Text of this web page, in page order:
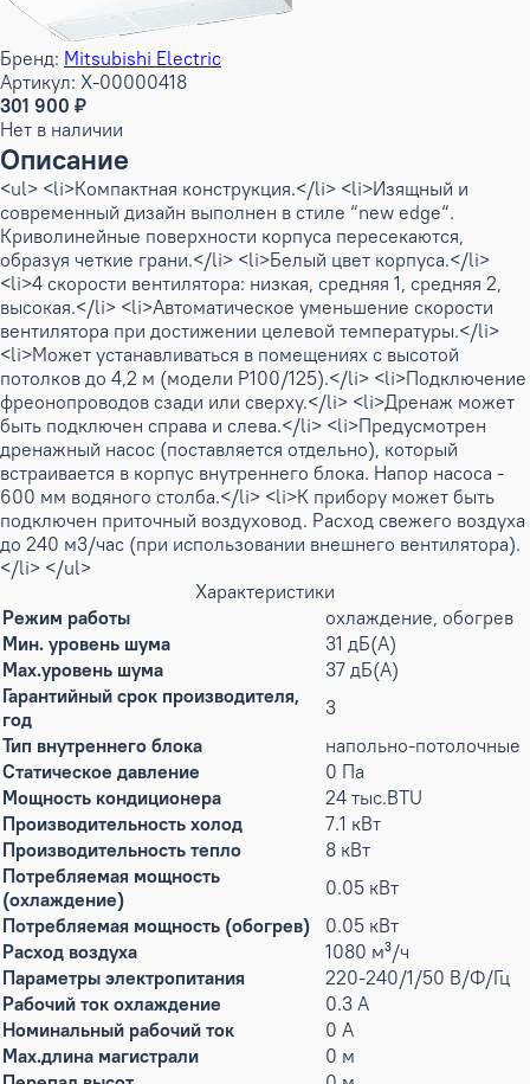
Бренд: Mitsubishi Electric
Артикул: X-00000418
301 900 ₽
Нет в наличии
Описание
<ul> <li>Компактная конструкция.</li> <li>Изящный и
современный дизайн выполнен в стиле “new edge“.
Криволинейные поверхности корпуса пересекаются,
образуя четкие грани.</li> <li>Белый цвет корпуса.</li>
<li>4 скорости вентилятора: низкая, средняя 1, средняя 2,
высокая.</li> <li>Автоматическое уменьшение скорости
вентилятора при достижении целевой температуры.</li>
<li>Может устанавливаться в помещениях с высотой
потолков до 4,2 м (модели P100/125).</li> <li>Подключение
фреонопроводов сзади или сверху.</li> <li>Дренаж может
быть подключен справа и слева.</li> <li>Предусмотрен
дренажный насос (поставляется отдельно), который
встраивается в корпус внутреннего блока. Напор насоса -
600 мм водяного столба.</li> <li>К прибору может быть
подключен приточный воздуховод. Расход свежего воздуха
до 240 м3/час (при использовании внешнего вентилятора).
</li> </ul>
Характеристики
Режим работы
охлаждение, обогрев
Мин. уровень шума
31 дБ(А)
Max.уровень шума
37 дБ(А)
Гарантийный срок производителя,
год
3
Тип внутреннего блока
напольно-потолочные
Статическое давление
0 Па
Мощность кондиционера
24 тыс.BTU
Производительность холод
7.1 кВт
Производительность тепло
8 кВт
Потребляемая мощность
(охлаждение)
0.05 кВт
Потребляемая мощность (обогрев)
0.05 кВт
Расход воздуха
1080 м³/ч
Параметры электропитания
220-240/1/50 В/Ф/Гц
Рабочий ток охлаждение
0.3 А
Номинальный рабочий ток
0 А
Max.длина магистрали
0 м